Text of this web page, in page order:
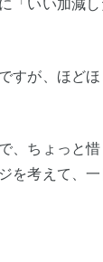
すが、ほど
、ちょっと
を考えて、